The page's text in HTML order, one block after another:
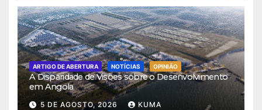
ARTIGO DE ABERTURA NOTÍCIAS OPINIÃO
A Disparidade de Visões sobre o Desenvolvimento
em Angola
5 DE AGOSTO, 2026 KUMA